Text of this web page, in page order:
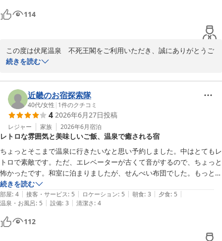
ぜひ、夏のプール営業時にもお越しいただけますと幸いです。また
お会いできる日を心よりお待ちしております。
伏尾温泉 不死王閣
ァブリーズをフロントからお借りして少しマシになりました。
114
この度は伏尾温泉　不死王閣をご利用いただき、誠にありがとうご
ざいます。
お食事や温泉につきましてお褒めの言葉をいただき、大変嬉しく存
じます。特に季節の食材を用いたお料理や、当館自慢の温泉、シャ
ンプーバーをお楽しみいただけたご様子を伺い、スタッフ一同励み
になります。
一方で、客室の臭いに関しまして、ご不快な思いをさせてしまい誠
に申し訳ございませんでした。快適にお過ごしいただくための準備
が不足しており、深く反省しております。
今回ご指摘いただきました件につきましては、清掃および点検体制
を改めて見直し、改善に向けて早急に客室の確認と消臭対策を徹底
いたします。
貴重なご意見を賜り、心より感謝申し上げます。
もしまたお近くへお越しの際は、より快適にお過ごしいただけるよ
う努めてまいりますので、ぜひ当館へお立ち寄りください。またの
続きを読む
近畿のお宿探索隊
40代/女性 | 1件のクチコミ
4 2026年6月27日投稿
レジャー 家族 2026年6月宿泊
レトロな雰囲気と美味しいご飯、温泉で癒される宿
ちょっとそこまで温泉に行きたいなと思い予約しました。中はとてもレ
トロで素敵です。ただ、エレベーターが古くて音がするので、ちょっと
怖かったです。和室に泊まりましたが、せんべい布団でした。もっとふ
かふかなら尚良。ご飯はさくさく出してくれるし、仲居さんも笑顔で、
優しくてみんな素敵。晩御飯はちょっとだけ豪華懐石でしたが美味しか
った！お風呂は、露天風呂に、大浴場、サウナ、水風呂もあって整った
～！
また機会があれば行きたいお宿でした！
続きを読む
部屋: 4 | 接客・サービス: 5 | ロケーション: 5 | 朝食: 3 | 夕食: 5 |
温泉・お風呂: 5 | 設備: 3 | 清潔さ: 4
112